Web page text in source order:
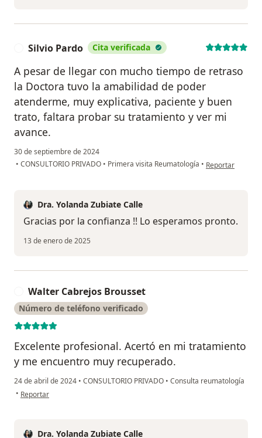
Silvio Pardo Cita verificada
A pesar de llegar con mucho tiempo de retraso
la Doctora tuvo la amabilidad de poder
atenderme, muy explicativa, paciente y buen
trato, faltara probar su tratamiento y ver mi
avance.
30 de septiembre de 2024
• CONSULTORIO PRIVADO • Primera visita Reumatología • en opinión del
Reportar
Dra. Yolanda Zubiate Calle
Gracias por la confianza !! Lo esperamos pronto.
13 de enero de 2025
Walter Cabrejos Brousset
Número de teléfono verificado
Excelente profesional. Acertó en mi tratamiento
y me encuentro muy recuperado.
24 de abril de 2024 • CONSULTORIO PRIVADO • Consulta reumatología
• en opinión del usuario Walter Cabrejos Brousset
Reportar
Dra. Yolanda Zubiate Calle